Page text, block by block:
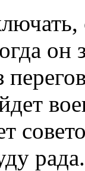
он
рада.